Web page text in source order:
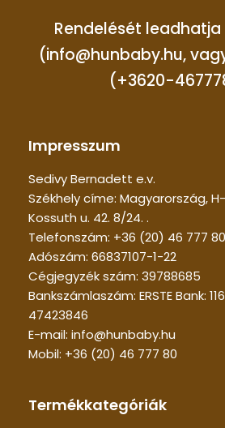
Rendelését
(info@hunbaby.hu,
(+3620-
Impresszum
Sedivy Bernadett e.v.
Székhely címe: Magyarország,
Kossuth u. 42. 8/24. .
Telefonszám: +36 (20) 46 777 80
Adószám: 66837107-1-22
Cégjegyzék szám: 39788685
Bankszámlaszám: ERSTE Bank:
47423846
E-mail: info@hunbaby.hu
Mobil: +36 (20) 46 777 80
Termékkategóriák